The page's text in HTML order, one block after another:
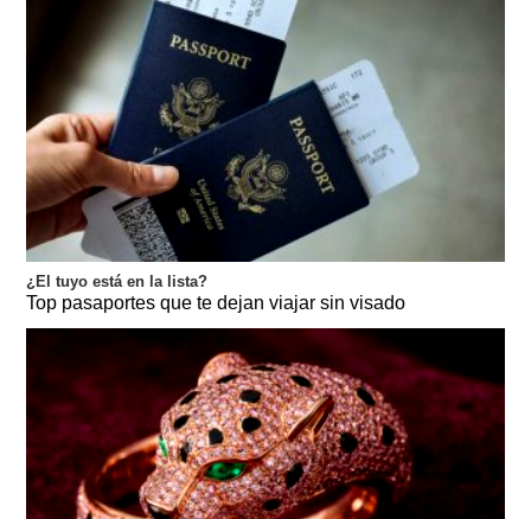
¿El tuyo está en la lista?
Top pasaportes que te dejan viajar sin visado